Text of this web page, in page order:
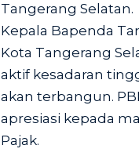
Tangerang Selatan.
Kepala Bapenda
Kota Tangerang
aktif kesadaran
akan terbangun.
apresiasi kepada
Pajak.